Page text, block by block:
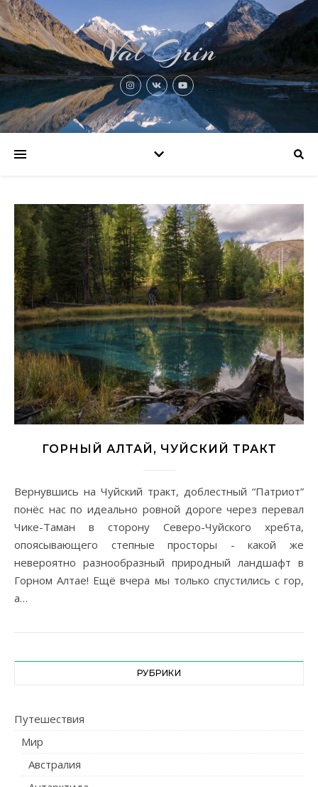
Val Grin
ГОРНЫЙ АЛТАЙ, ЧУЙСКИЙ ТРАКТ
Вернувшись на Чуйский тракт, доблестный “Патриот”
понёс нас по идеально ровной дороге через перевал
Чике-Таман в сторону Северо-Чуйского хребта,
опоясывающего степные просторы - какой же
невероятно разнообразный природный ландшафт в
Горном Алтае! Ещё вчера мы только спустились с гор,
а…
РУБРИКИ
Путешествия
Мир
Австралия